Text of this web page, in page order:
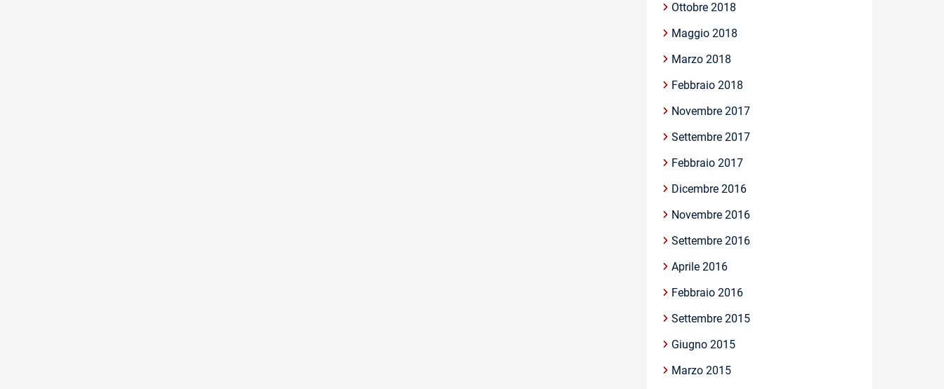
Ottobre 2018
Maggio 2018
Marzo 2018
Febbraio 2018
Novembre 2017
Settembre 2017
Febbraio 2017
Dicembre 2016
Novembre 2016
Settembre 2016
Aprile 2016
Febbraio 2016
Settembre 2015
Giugno 2015
Marzo 2015